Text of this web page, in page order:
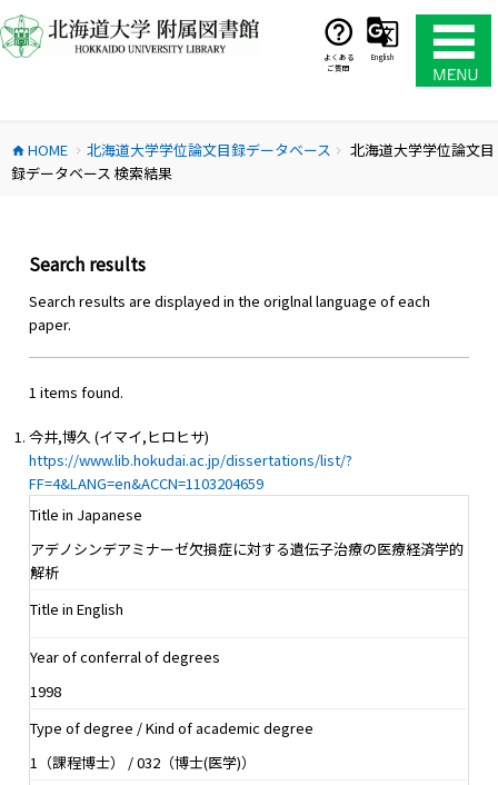
ン
テ
ス
キ
よくある
ご質問
English
home HOME chevron_right 北海道大学学位論文目録データベース chevron_right
北海道大学学位論文目
録データベース 検索結果
Search results
Search results are displayed in the origlnal language of each
paper.
1 items found.
今井,博久 (イマイ,ヒロヒサ)
https://www.lib.hokudai.ac.jp/dissertations/list/?
FF=4&LANG=en&ACCN=1103204659
Title in Japanese
アデノシンデアミナーゼ欠損症に対する遺伝子治療の医療経済学的
解析
Title in English
Year of conferral of degrees
1998
Type of degree / Kind of academic degree
1（課程博士） / 032（博士(医学)）